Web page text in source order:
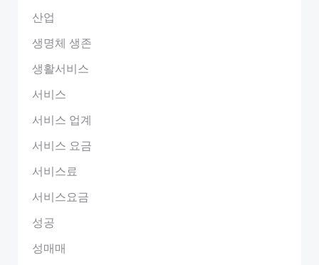
산업
생명체 생존
생활서비스
서비스
서비스 업계
서비스 요금
서비스료
서비스요금
성공
성매매